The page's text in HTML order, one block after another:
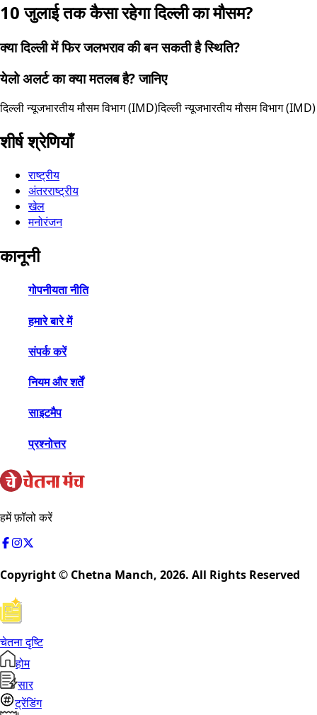
10 जुलाई तक कैसा रहेगा दिल्ली का मौसम?
क्या दिल्ली में फिर जलभराव की बन सकती है स्थिति?
येलो अलर्ट का क्या मतलब है? जानिए
दिल्ली न्यूजभारतीय मौसम विभाग (IMD)दिल्ली न्यूजभारतीय मौसम विभाग (IMD)
शीर्ष श्रेणियाँ
राष्ट्रीय
अंतरराष्ट्रीय
खेल
मनोरंजन
कानूनी
गोपनीयता नीति
हमारे बारे में
संपर्क करें
नियम और शर्तें
साइटमैप
प्रश्नोत्तर
हमें फ़ॉलो करें
Copyright © Chetna Manch, 2026. All Rights Reserved
चेतना दृष्टि
होम
सार
ट्रेंडिंग